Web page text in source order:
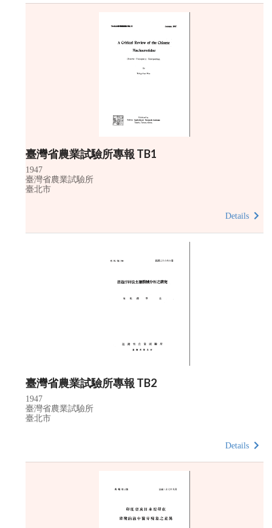
臺灣省農業試驗所專報 TB1
1947
臺灣省農業試驗所
臺北市
Details
臺灣省農業試驗所專報 TB2
1947
臺灣省農業試驗所
臺北市
Details